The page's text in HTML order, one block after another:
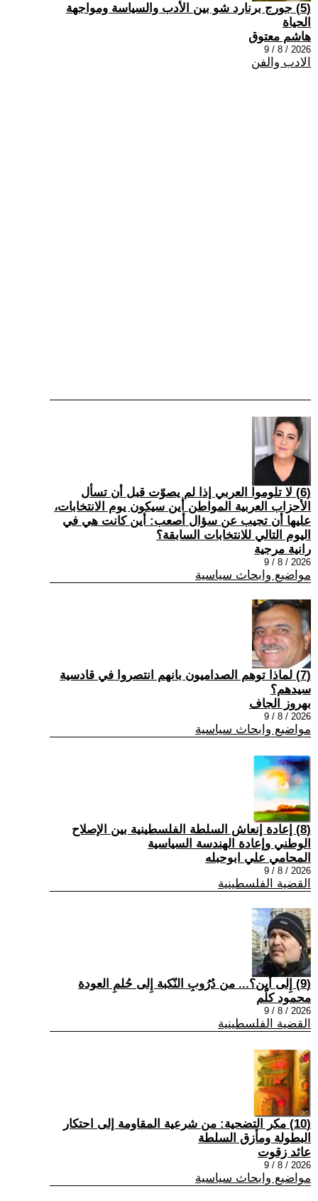
(5) جورج برنارد شو بين الأدب والسياسة ومواجهة
الحياة
هاشم معتوق
2026 / 8 / 9
الادب والفن
(6) لا تلوموا العربي إذا لم يصوّت قبل أن تسأل
الأحزاب العربية المواطن أين سيكون يوم الانتخابات،
عليها أن تجيب عن سؤال أصعب: أين كانت هي في
اليوم التالي للانتخابات السابقة؟
رانية مرجية
2026 / 8 / 9
مواضيع وابحاث سياسية
(7) ‏لماذا توهم الصداميون بانهم انتصروا في قادسية
سيدهم؟
بهروز الجاف
2026 / 8 / 9
مواضيع وابحاث سياسية
(8) إعادة إنعاش السلطة الفلسطينية بين الإصلاح
الوطني وإعادة الهندسة السياسية
المحامي علي ابوحبله
2026 / 8 / 9
القضية الفلسطينية
(9) إِلى أين؟... من دُرُوبِ النّكبة إِلى حُلمِ العودة
محمود كلّم
2026 / 8 / 9
القضية الفلسطينية
(10) مكر التضحية: من شرعية المقاومة إلى احتكار
البطولة ومأزق السلطة
عائد زقوت
2026 / 8 / 9
مواضيع وابحاث سياسية